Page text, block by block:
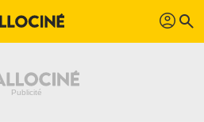
profil search